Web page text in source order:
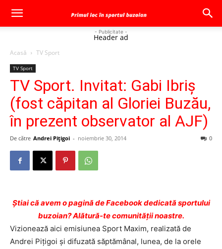
- Publicitate -
Header ad
Acasă TV Sport
TV Sport
TV Sport. Invitat: Gabi Ibriş
(fost căpitan al Gloriei Buzău,
în prezent observator al AJF)
De către Andrei Pițigoi - noiembrie 30, 2014 0
Ştiai că avem o pagină de Facebook dedicată sportului
buzoian? Alătură-te comunității noastre.
Vizionează aici emisiunea Sport Maxim, realizată de
Andrei Piţigoi şi difuzată săptămânal, lunea, de la orele